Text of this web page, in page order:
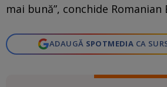
mai bună”, conchide Romanian
ADAUGĂ SPOTMEDIA CA